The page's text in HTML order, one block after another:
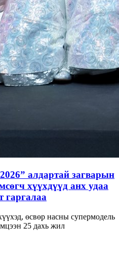
алдартай загварын
хүүхдүүд анх удаа
гаргалаа
өсвөр насны супермодель
25 дахь жил